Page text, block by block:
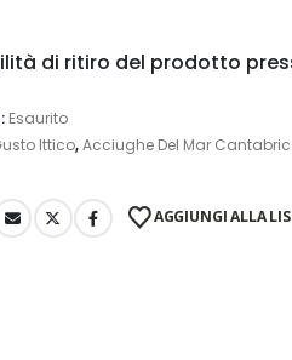
di ritiro del prodotto
Esaurito
Ittico,Acciughe Del Mar
AGGIUNGI ALLA